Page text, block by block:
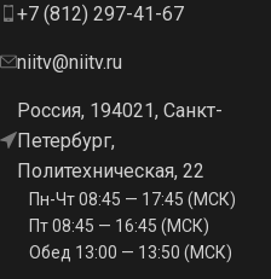
+7 (812) 297-41-67
niitv@niitv.ru
Россия, 194021, Санкт-
Петербург,
Политехническая, 22
Пн-Чт 08:45 — 17:45 (МСК)
Пт 08:45 — 16:45 (МСК)
Обед 13:00 — 13:50 (МСК)